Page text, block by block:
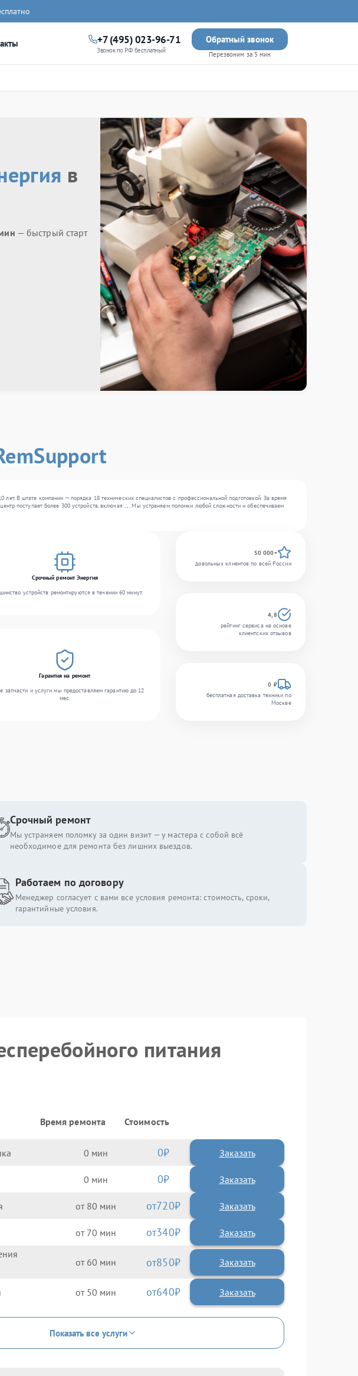
+7 (495) 023-96-71
Звонок по РФ бесплатный
Обратный звонок
Перезвоним за 5 мин
в
— быстрый старт
В штате компании — порядка 18 технических специалистов с профессиональной подготовкой. За время
поступает более 300 устройств, включая , , . Мы устраняем поломки любой сложности и обеспечиваем
Срочный ремонт Энергия
устройств ремонтируются в течении 60 минут.
Гарантия на ремонт
запчасти и услуги мы предоставляем гарантию до 12
мес.
50 000+
довольных клиентов по всей России
4,8
рейтинг сервиса на основе
клиентских отзывов
0 ₽
бесплатная доставка техники по
Москве
Срочный ремонт
Мы устраняем поломку за один визит — у мастера с собой всё
необходимое для ремонта без лишних выездов.
Работаем по договору
Менеджер согласует с вами все условия ремонта: стоимость, сроки,
гарантийные условия.
питания
Время ремонта Стоимость
0 0 Заказать
0 0 Заказать
80 720
70 340
60 850
50 640
Показать все услуги